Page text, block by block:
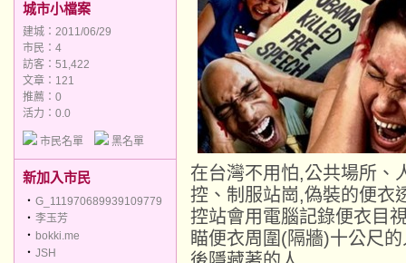
城市小檔案
建城：2011/06/29
市民：4
訪客：51,422
文章：121
推薦： 0
活力：0.0
市民名單 黑名單
新加入市民
‧ G_111970689939109779
‧ 李玉芳
‧ bokki.me
‧ JSH
在台灣不用怕,公共場所、
控、制服站崗,偽裝的便衣
控站會用電腦記錄便衣目
瞄便衣周圍(隔牆)十公尺